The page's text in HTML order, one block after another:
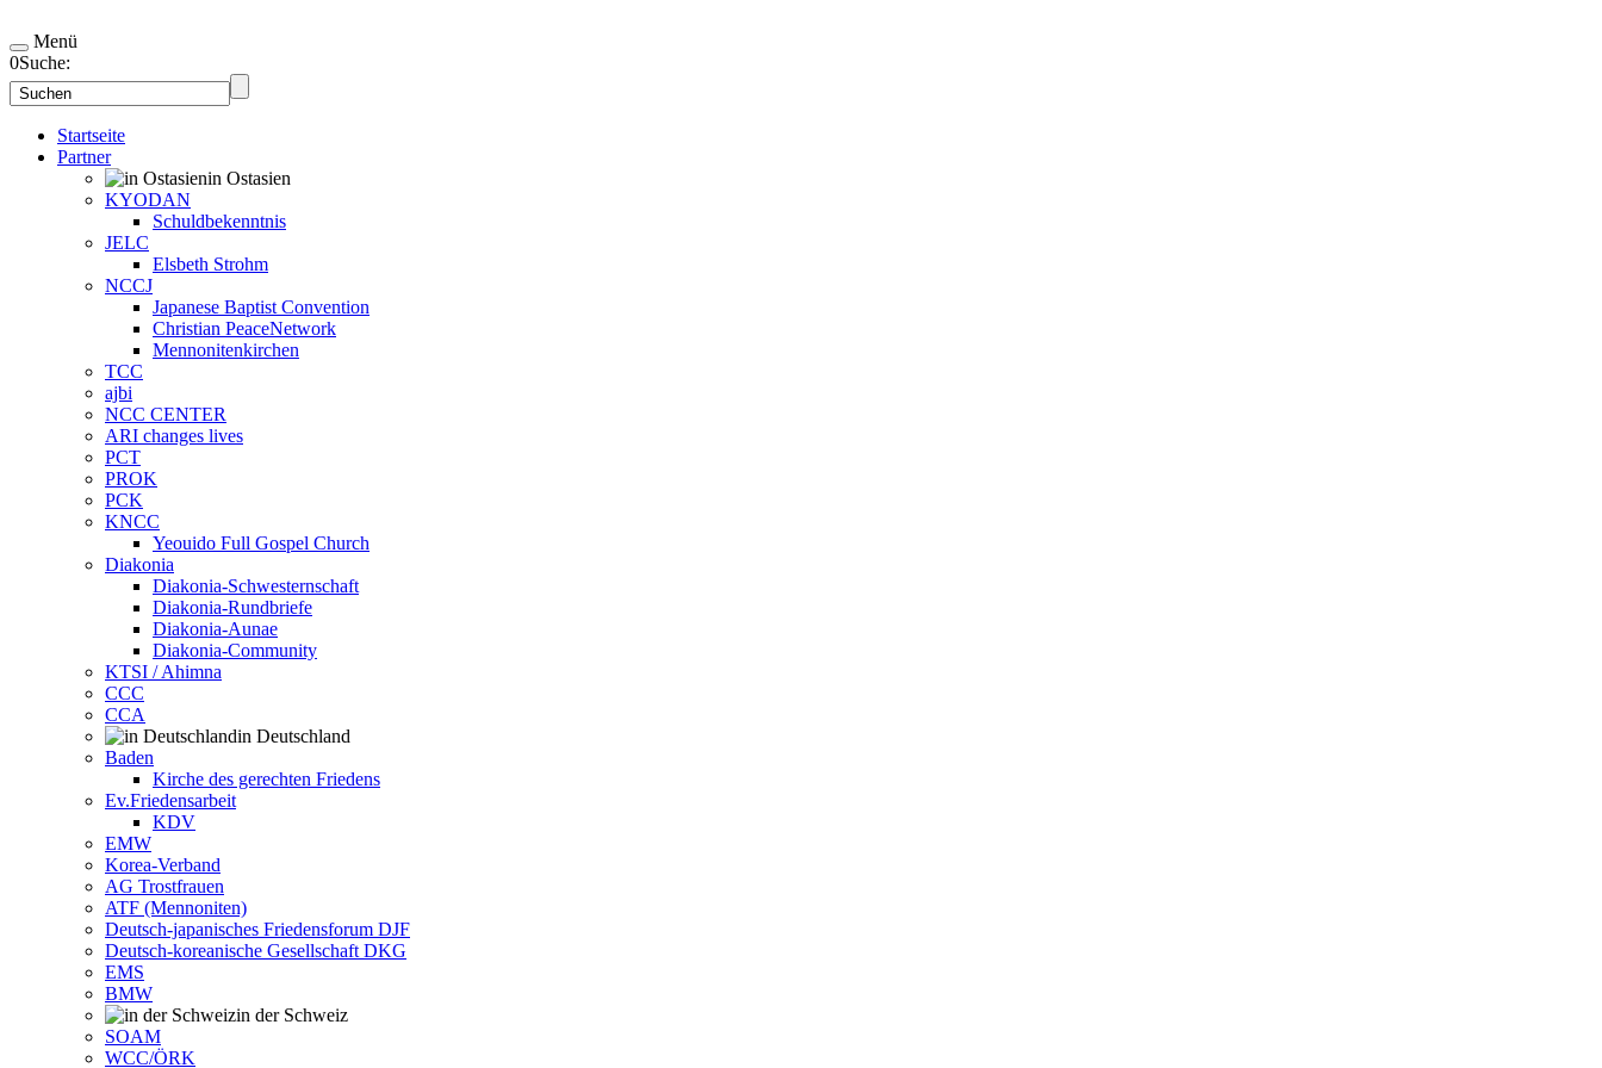
Menü
0Suche:
Startseite
Partner
in Ostasien
KYODAN
Schuldbekenntnis
JELC
Elsbeth Strohm
NCCJ
Japanese Baptist Convention
Christian PeaceNetwork
Mennonitenkirchen
TCC
ajbi
NCC CENTER
ARI changes lives
PCT
PROK
PCK
KNCC
Yeouido Full Gospel Church
Diakonia
Diakonia-Schwesternschaft
Diakonia-Rundbriefe
Diakonia-Aunae
Diakonia-Community
KTSI / Ahimna
CCC
CCA
in Deutschland
Baden
Kirche des gerechten Friedens
Ev.Friedensarbeit
KDV
EMW
Korea-Verband
AG Trostfrauen
ATF (Mennoniten)
Deutsch-japanisches Friedensforum DJF
Deutsch-koreanische Gesellschaft DKG
EMS
BMW
in der Schweiz
SOAM
WCC/ÖRK